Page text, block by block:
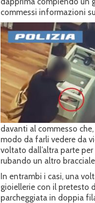
commessi informazioni
davanti al commesso
modo da farli vedere da
voltato dall’altra parte
rubando un altro
In entrambi i casi, una
gioiellerie con il pretesto
parcheggiata in doppia